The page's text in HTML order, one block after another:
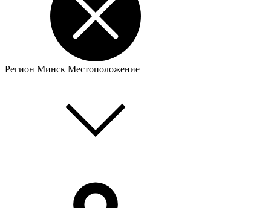
Регион Минск Местоположение